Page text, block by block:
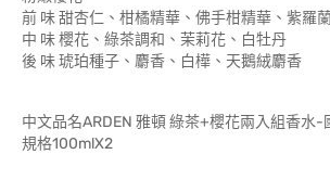
前 味 甜杏仁、柑橘精華、佛手柑精華、紫羅
中 味 櫻花、綠茶調和、茉莉花、白牡丹
後 味 琥珀種子、麝香、白樺、天鵝絨麝香
中文品名ARDEN 雅頓 綠茶+櫻花兩入組香水-
規格100mlX2